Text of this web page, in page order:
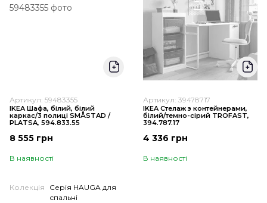
Артикул: 59483355
IKEA Шафа, білий, білий
каркас/3 полиці SMÅSTAD /
PLATSA, 594.833.55
8 555 грн
В наявності
Колекція
Серія HAUGA для
спальні
Артикул: 39478717
IKEA Стелаж з контейнерами,
білий/темно-сірий TROFAST,
394.787.17
4 336 грн
В наявності